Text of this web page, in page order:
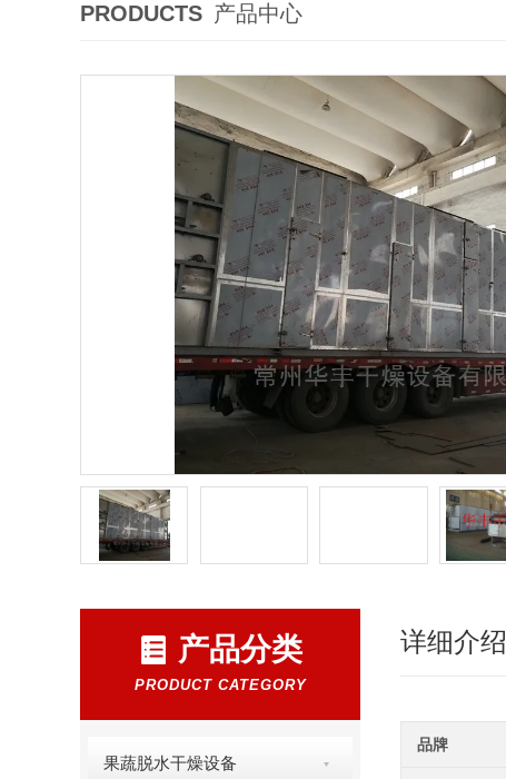
PRODUCTS 产品中心
产品分类
PRODUCT CATEGORY
果蔬脱水干燥设备
详细介绍
品牌